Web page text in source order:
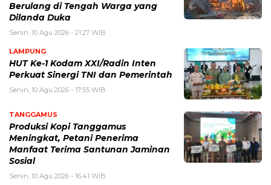
Berulang di Tengah Warga yang
Dilanda Duka
Senin, 10 Agu 2026 - 21:27 WIB
LAMPUNG
HUT Ke-1 Kodam XXI/Radin Inten
Perkuat Sinergi TNI dan Pemerintah
Senin, 10 Agu 2026 - 17:55 WIB
TANGGAMUS
Produksi Kopi Tanggamus
Meningkat, Petani Penerima
Manfaat Terima Santunan Jaminan
Sosial
Senin, 10 Agu 2026 - 16:41 WIB